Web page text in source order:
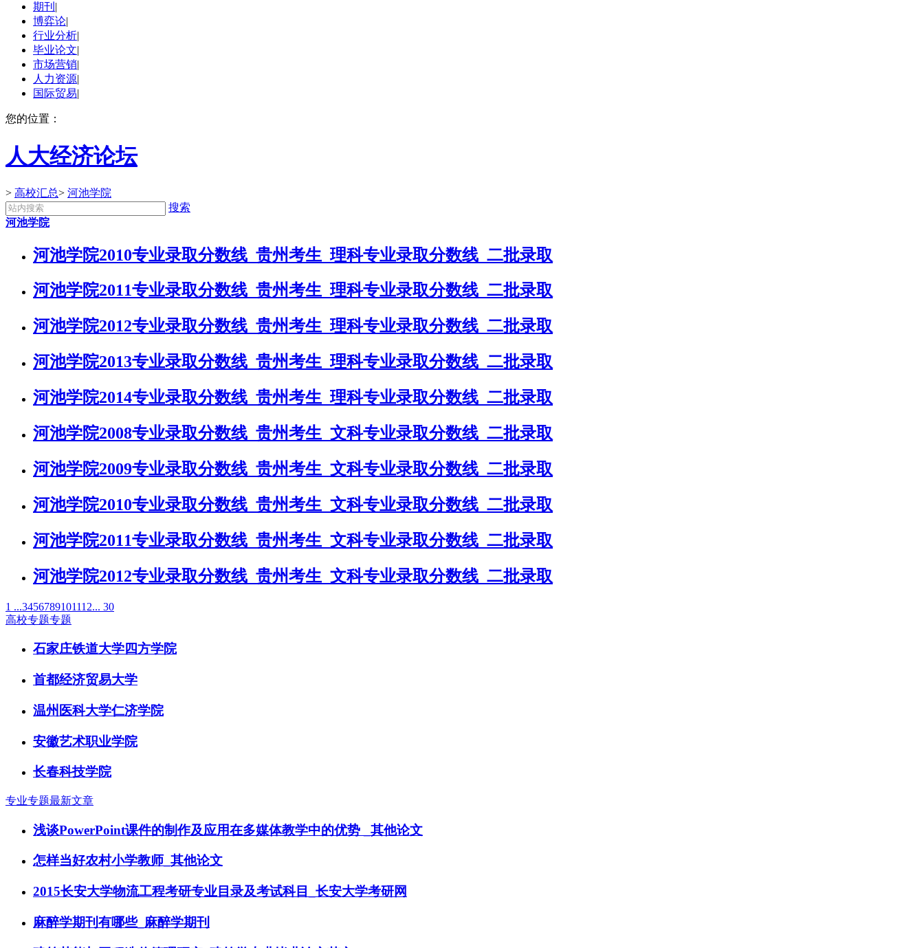
期刊 |
博弈论|
行业分析|
毕业论文|
市场营销|
人力资源|
国际贸易|
您的位置：
人大经济论坛
> 高校汇总> 河池学院
搜索
河池学院
河池学院2010专业录取分数线_贵州考生_理科专业录取分数线_二批录取
河池学院2011专业录取分数线_贵州考生_理科专业录取分数线_二批录取
河池学院2012专业录取分数线_贵州考生_理科专业录取分数线_二批录取
河池学院2013专业录取分数线_贵州考生_理科专业录取分数线_二批录取
河池学院2014专业录取分数线_贵州考生_理科专业录取分数线_二批录取
河池学院2008专业录取分数线_贵州考生_文科专业录取分数线_二批录取
河池学院2009专业录取分数线_贵州考生_文科专业录取分数线_二批录取
河池学院2010专业录取分数线_贵州考生_文科专业录取分数线_二批录取
河池学院2011专业录取分数线_贵州考生_文科专业录取分数线_二批录取
河池学院2012专业录取分数线_贵州考生_文科专业录取分数线_二批录取
1 ...3456789101112... 30
高校专题专题
石家庄铁道大学四方学院
首都经济贸易大学
温州医科大学仁济学院
安徽艺术职业学院
长春科技学院
专业专题最新文章
浅谈PowerPoint课件的制作及应用在多媒体教学中的优势 _其他论文
怎样当好农村小学教师_其他论文
2015长安大学物流工程考研专业目录及考试科目_长安大学考研网
麻醉学期刊有哪些_麻醉学期刊